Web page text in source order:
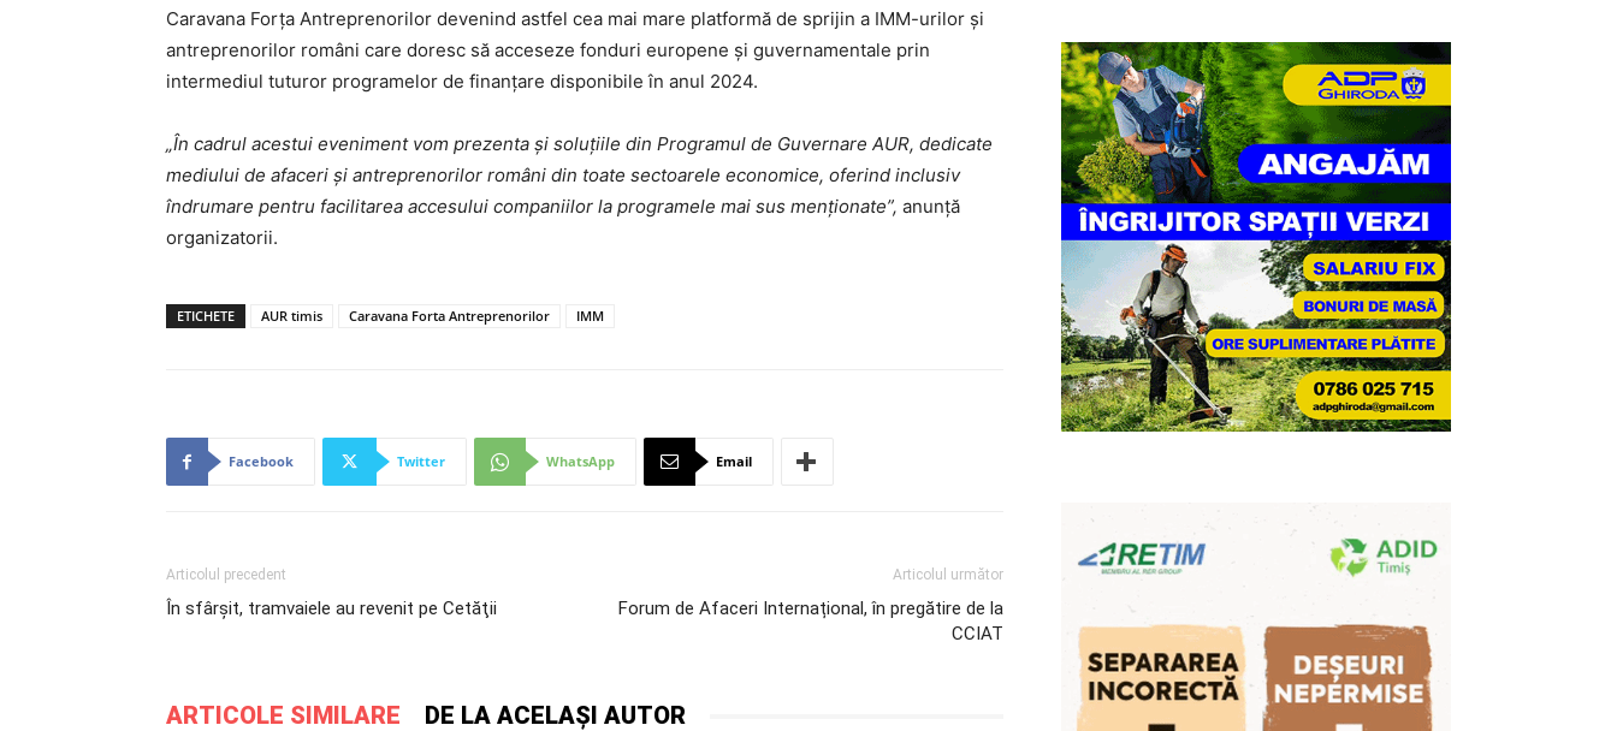
Caravana Forța Antreprenorilor devenind astfel cea mai mare platformă de sprijin a IMM-urilor și
antreprenorilor români care doresc să acceseze fonduri europene și guvernamentale prin
intermediul tuturor programelor de finanțare disponibile în anul 2024.
„În cadrul acestui eveniment vom prezenta și soluțiile din Programul de Guvernare AUR, dedicate
mediului de afaceri și antreprenorilor români din toate sectoarele economice, oferind inclusiv
îndrumare pentru facilitarea accesului companiilor la programele mai sus menționate”, anunţă
organizatorii.
ETICHETE AUR timis Caravana Forta Antreprenorilor IMM
Facebook Twitter WhatsApp Email
Articolul precedent
În sfârşit, tramvaiele au revenit pe Cetăţii
Articolul următor
Forum de Afaceri Internațional, în pregătire de la
CCIAT
ARTICOLE SIMILARE DE LA ACELAȘI AUTOR